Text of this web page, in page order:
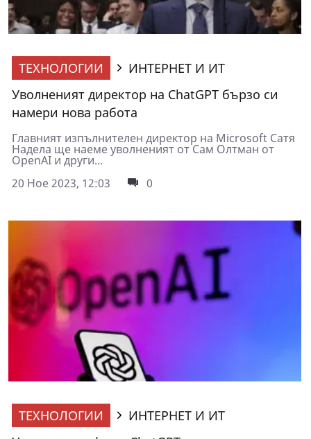
ТЕХНОЛОГИИ
ИНТЕРНЕТ И ИТ
Уволненият директор на ChatGPT бързо си
намери нова работа
Главният изпълнителен директор на Microsoft Сатя
Надела ще наеме уволненият от Сам Олтман от
OpenAI и други...
20 Ное 2023, 12:03
0
ТЕХНОЛОГИИ
ИНТЕРНЕТ И ИТ